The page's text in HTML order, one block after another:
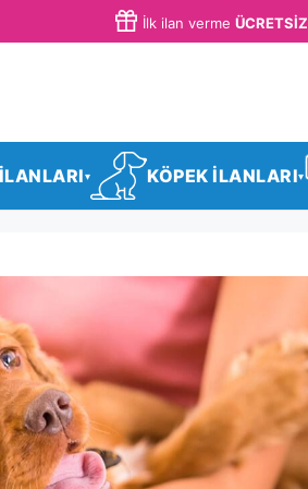
İlk ilan verme ÜCRETSİZ
▾ KÖPEK İLANLARI▾